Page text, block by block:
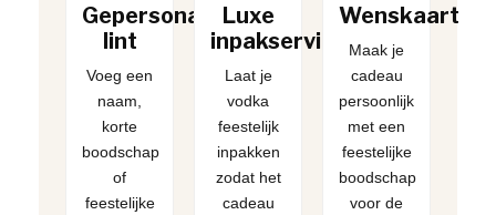
Gepersonaliseerd
lint
Voeg een
naam,
korte
boodschap
of
feestelijke
Luxe
inpakservice
Laat je
vodka
feestelijk
inpakken
zodat het
cadeau
Wenskaart
Maak je
cadeau
persoonlijk
met een
feestelijke
boodschap
voor de